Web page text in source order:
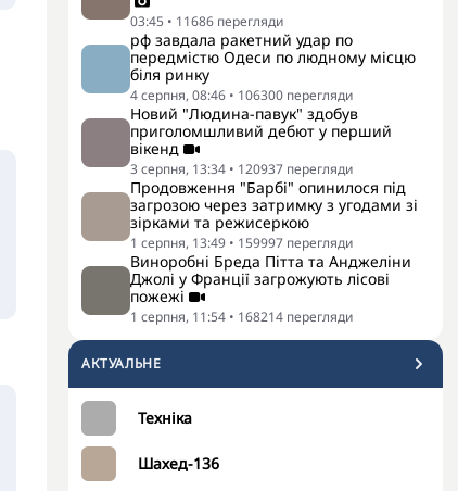
03:45 • 11686 перегляди
рф завдала ракетний удар по
передмістю Одеси по людному місцю
біля ринку
4 серпня, 08:46 • 106300 перегляди
Новий "Людина-павук" здобув
приголомшливий дебют у перший
вікенд
3 серпня, 13:34 • 120937 перегляди
Продовження "Барбі" опинилося під
загрозою через затримку з угодами зі
зірками та режисеркою
1 серпня, 13:49 • 159997 перегляди
Виноробні Бреда Пітта та Анджеліни
Джолі у Франції загрожують лісові
пожежі
1 серпня, 11:54 • 168214 перегляди
АКТУАЛЬНЕ
Техніка
Шахед-136